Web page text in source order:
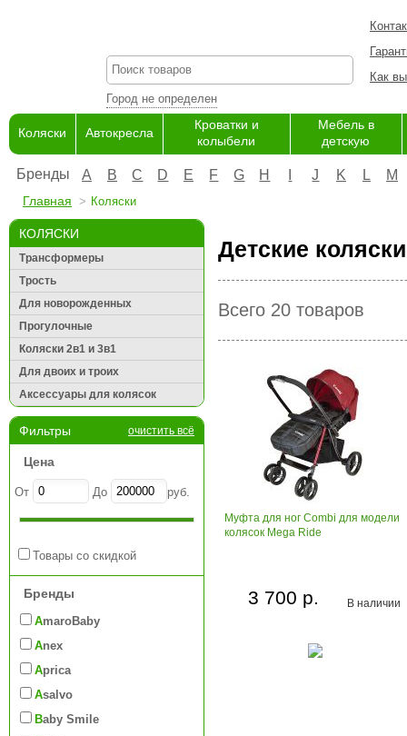
Город не определен
Как
Коляски Автокресла
Кроватки и
колыбели
Мебель в
детскую
Бренды A B C D E F G H J K L M
Главная Коляски
КОЛЯСКИ
Трансформеры
Трость
Для новорожденных
Прогулочные
Коляски 2в1 и 3в1
Для двоих и троих
Аксессуары для колясок
Фильтры очистить всё
Цена
От До руб.
Товары со скидкой
Бренды
AmaroBaby
Anex
Aprica
Asalvo
Baby Smile
Детские коляски
Всего 20 товаров
Муфта для ног Combi для модели
колясок Mega Ride
В наличии
3 700 р.